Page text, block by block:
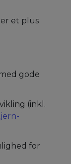
et plus
gode
(inkl.
for